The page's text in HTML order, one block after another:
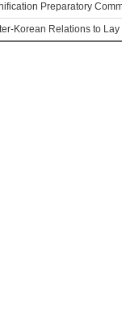
Preparatory
Korean Relations to